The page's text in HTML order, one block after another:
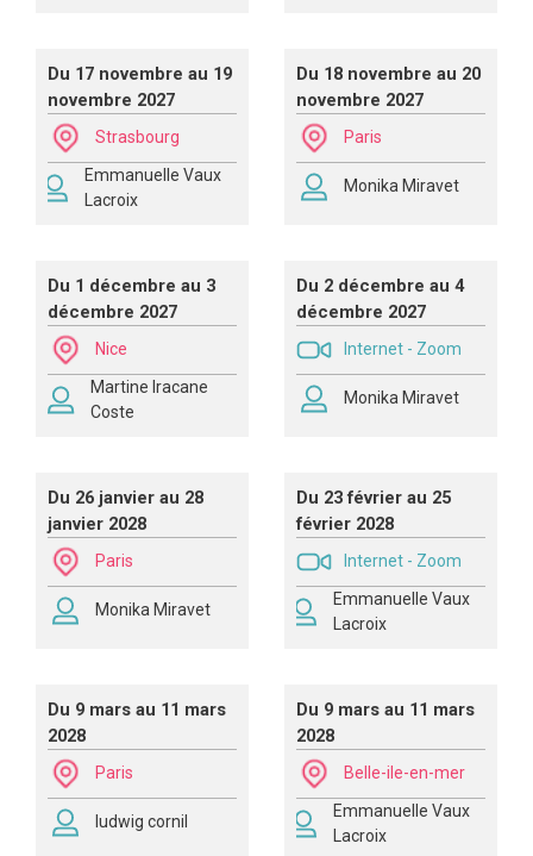
Du 17 novembre au 19
novembre 2027
Strasbourg
Emmanuelle Vaux
Lacroix
Du 18 novembre au 20
novembre 2027
Paris
Monika Miravet
Du 1 décembre au 3
décembre 2027
Nice
Martine Iracane
Coste
Du 2 décembre au 4
décembre 2027
Internet - Zoom
Monika Miravet
Du 26 janvier au 28
janvier 2028
Paris
Monika Miravet
Du 23 février au 25
février 2028
Internet - Zoom
Emmanuelle Vaux
Lacroix
Du 9 mars au 11 mars
2028
Paris
ludwig cornil
Du 9 mars au 11 mars
2028
Belle-ile-en-mer
Emmanuelle Vaux
Lacroix